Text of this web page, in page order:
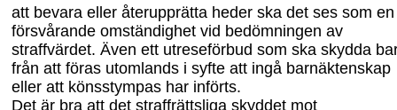
att bevara eller återupprätta heder ska det ses som en
försvårande omständighet vid bedömningen av
straffvärdet. Även ett utreseförbud som ska skydda
från att föras utomlands i syfte att ingå barnäktenskap
eller att könsstympas har införts.
Det är bra att det straffrättsliga skyddet mot